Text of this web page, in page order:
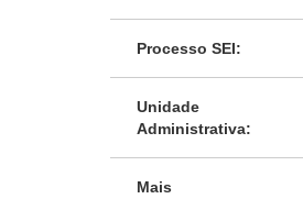
Processo SEI:
Unidade
Administrativa:
Mais